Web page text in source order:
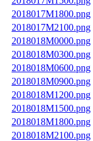
2018017M1800.png
2018017M2100.png
2018018M0000.png
2018018M0300.png
2018018M0600.png
2018018M0900.png
2018018M1200.png
2018018M1500.png
2018018M1800.png
2018018M2100.png